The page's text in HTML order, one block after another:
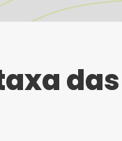
das